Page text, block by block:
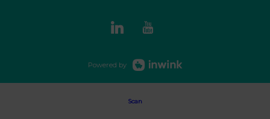
Powered by
Scan